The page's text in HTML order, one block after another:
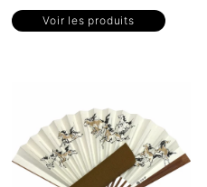
Voir les produits